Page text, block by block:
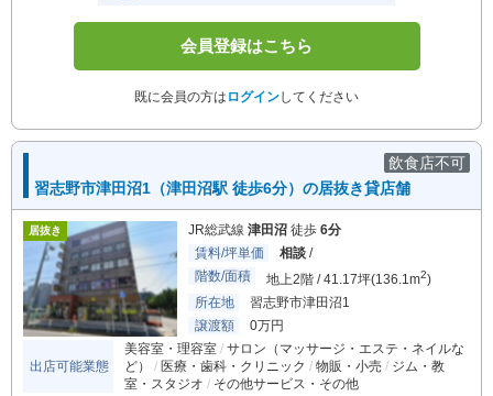
会員登録はこちら
既に会員の方は ログインしてください
飲食店不可
習志野市津田沼1（津田沼駅 徒歩6分）の居抜き貸店舗
居抜き JR総武線 津田沼 徒歩 6分
賃料/坪単価
相談 /
階数/面積
地上2階 / 41.17坪(136.1m2)
所在地
習志野市津田沼1
譲渡額
0万円
出店可能業態
美容室・理容室
サロン（マッサージ・エステ・ネイルな
ど）
医療・歯科・クリニック 物販・小売
ジム・教
室・スタジオ
その他サービス・その他